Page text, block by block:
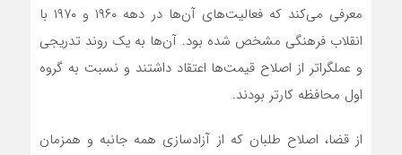
معرفی می‌کند که فعالیت‌های آن‌ها در دهه ۱۹۶۰ و ۱۹۷۰ با
انقلاب فرهنگی مشخص شده بود. آن‌ها به یک روند تدریجی
و عملگرا‌تر از اصلاح قیمت‌ها اعتقاد داشتند و نسبت به گروه
اول محافظه کارتر بودند.
از قضا، اصلاح طلبان که از آزادسازی همه جانبه و همزمان